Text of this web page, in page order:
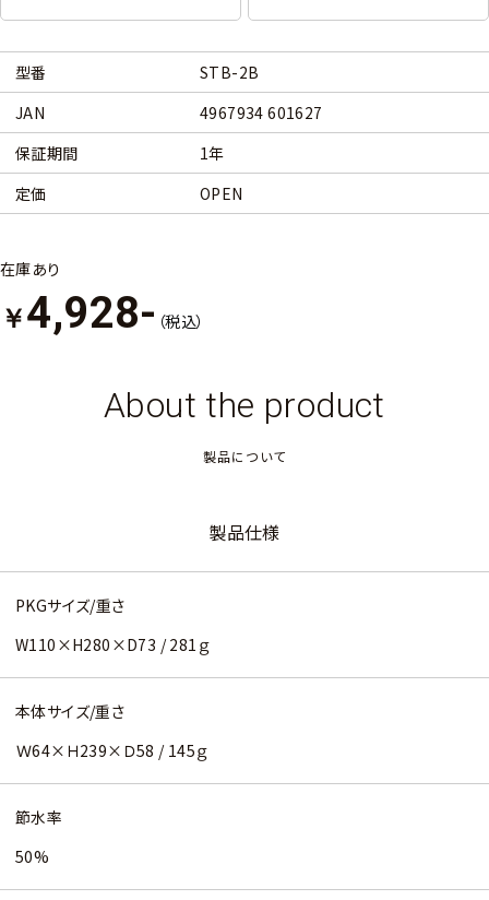
型番
STB-2B
JAN
4967934 601627
保証期間
1年
定価
OPEN
在庫あり
￥4,928- （税込）
About the product
製品について
製品仕様
PKGサイズ/重さ
W110×H280×D73 / 281ｇ
本体サイズ/重さ
Ｗ64×Ｈ239×Ｄ58 / 145ｇ
節水率
50%